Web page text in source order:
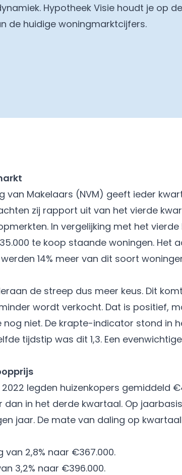
Hypotheek Visie houdt je op
de huidige woningmarktcijfers.
van Makelaars (NVM) geeft ieder
zij rapport uit van het vierde
In vergelijking met het vierde
te koop staande woningen. Het
14% meer van dit soort
de streep dus meer keus. Dit
wordt verkocht. Dat is positief,
niet. De krapte-indicator stond in
tijdstip was dit 1,3. Een
legden huizenkopers gemiddeld
dan in het derde kwartaal. Op
jaar. De mate van daling op
2,8% naar €367.000.
3,2% naar €396.000.